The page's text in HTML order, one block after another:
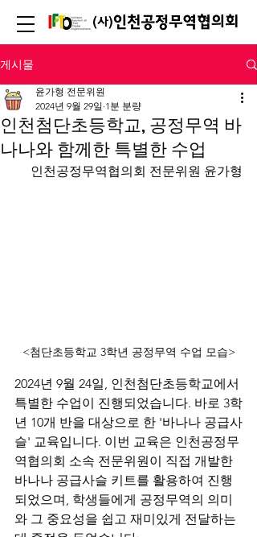
게시물
인천첨단초등학교, 공정무역 바
나나와 함께한 특별한 수업
윤가형 전문위원
2024년 9월 29일 1분 분량
인천공정무역협의회 전문위원 윤가형
<첨단초등학교 3학년 공정무역 수업 모습>
2024년 9월 24일, 인천첨단초등학교에서
특별한 수업이 진행되었습니다. 바로 3학
년 10개 반을 대상으로 한 '바나나 공급사
슬' 교육입니다. 이번 교육은 인천공정무
역협의회 소속 전문위원이 직접 개발한
바나나 공급사슬 키트를 활용하여 진행
되었으며, 학생들에게 공정무역의 의미
와 그 중요성을 쉽고 재미있게 전달하는